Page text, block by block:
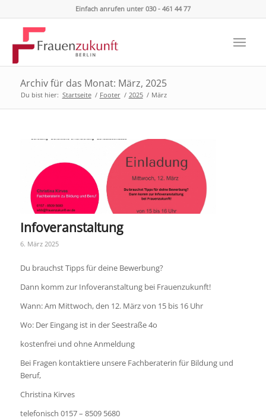
Einfach anrufen unter 030 - 461 44 77
Archiv für das Monat: März, 2025
Du bist hier: Startseite / Footer / 2025 / März
Infoveranstaltung
6. März 2025
Du brauchst Tipps für deine Bewerbung?
Dann komm zur Infoveranstaltung bei Frauenzukunft!
Wann: Am Mittwoch, den 12. März von 15 bis 16 Uhr
Wo: Der Eingang ist in der Seestraße 4o
kostenfrei und ohne Anmeldung
Bei Fragen kontaktiere unsere Fachberaterin für Bildung und
Beruf,
Christina Kirves
telefonisch 0157 – 8509 5680